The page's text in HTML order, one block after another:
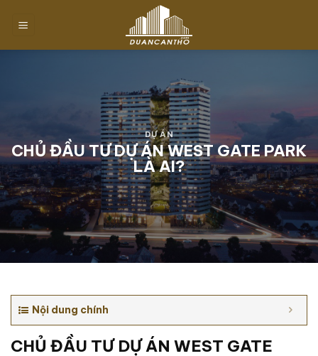
đến
DỰ ÁN
CHỦ ĐẦU TƯ DỰ ÁN WEST GATE PARK
LÀ AI?
Nội dung chính
CHỦ ĐẦU TƯ DỰ ÁN WEST GATE